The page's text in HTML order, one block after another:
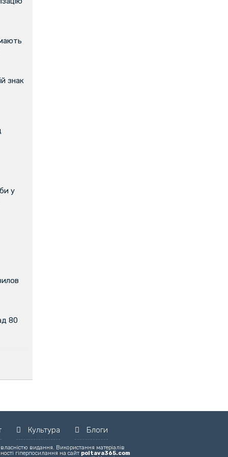
знак
у
80
Культура Блоги
видання. Використання матеріалів
гіперпосилання на сайт poltava365.com